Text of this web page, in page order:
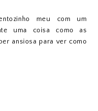
meu com um
uma coisa como as
ansiosa para ver como